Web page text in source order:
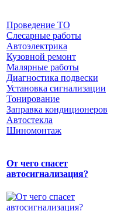
Проведение ТО
Слесарные работы
Автоэлектрика
Кузовной ремонт
Малярные работы
Диагностика подвески
Установка сигнализации
Тонирование
Заправка кондиционеров
Автостекла
Шиномонтаж
От чего спасет
автосигнализация?